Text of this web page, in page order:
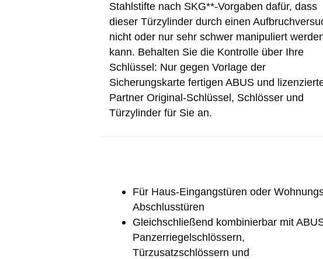
Stahlstifte nach SKG**-Vorgaben dafür, dass
dieser Türzylinder durch einen
nicht oder nur sehr schwer manipuliert
kann. Behalten Sie die Kontrolle über Ihre
Schlüssel: Nur gegen Vorlage der
Sicherungskarte fertigen ABUS und
Partner Original-Schlüssel, Schlösser und
Türzylinder für Sie an.
Für Haus-Eingangstüren oder
Abschlusstüren
Gleichschließend kombinierbar mit
Panzerriegelschlössern,
Türzusatzschlössern und